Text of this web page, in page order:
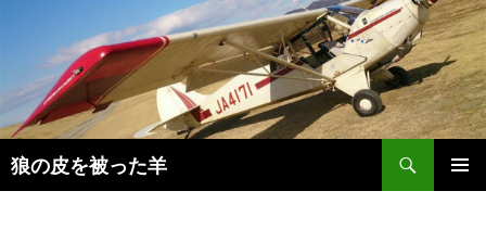
狼の皮を被った羊
検
索